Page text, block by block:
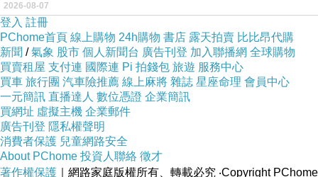
好不容易終於到達了....大概20分鐘吧..
車上還有日本人忍不住一直飆罵...小海鷗是聽不
懂啦
只見司機一直道歉...
要是在這邊...早上停車定孤枝了吧(ㄜ...別教壞小
孩子)
2026-08-07
登入 註冊
PChome首頁 線上購物 24h購物 書店 露天拍賣 比比昂代購
新聞 /氣象 股市 個人新聞台 廣告刊登 加入聯播網 全球購物
買賣租屋 支付連 國際連 Pi 拍錢包 旅遊 服務中心
買車 旅行團 汽車險推薦 線上麻將 雜誌 星座命理 會員中心
一元簡訊 直播達人 數位憑證 企業簡訊
買網址 虛擬主機 企業郵件
廣告刊登 隱私權聲明
消費者保護 兒童網路安全
About PChome 投資人聯絡 徵才
著作權保護 ｜網路家庭版權所有、轉載必究 ‧Copyright PChome